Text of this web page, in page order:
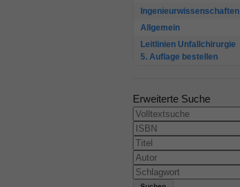
Ingenieurwissenschaften
Allgemein
Leitlinien Unfallchirurgie
5. Auflage bestellen
Erweiterte Suche